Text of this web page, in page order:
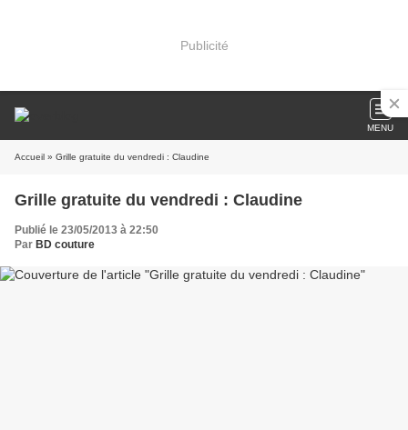
Publicité
MENU
Accueil » Grille gratuite du vendredi : Claudine
Grille gratuite du vendredi : Claudine
Publié le 23/05/2013 à 22:50
Par BD couture